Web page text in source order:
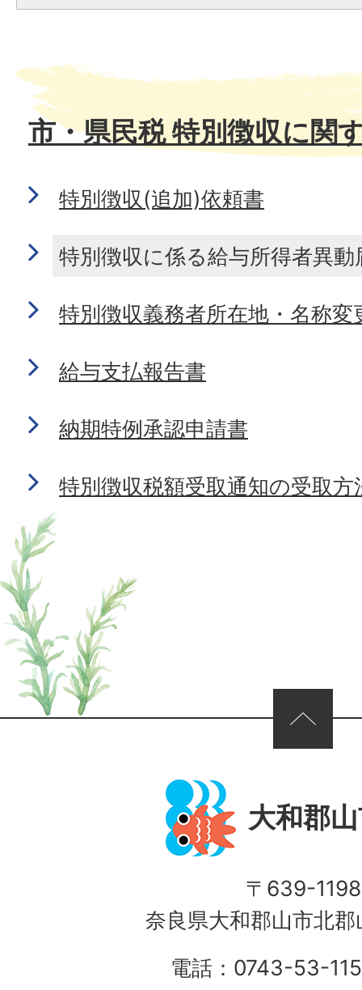
市・県民税 特別徴収に関
特別徴収(追加)依頼書
特別徴収に係る給与所得者異動
特別徴収義務者所在地・名称変
給与支払報告書
納期特例承認申請書
特別徴収税額受取通知の受取方
ページの先頭へ
大和郡
〒639-1198
奈良県大和郡山市北
電話：0743-53-